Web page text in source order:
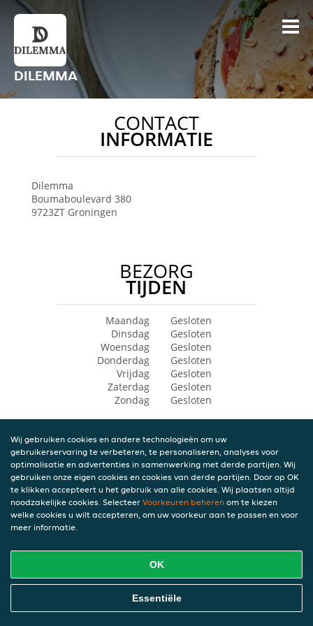
DILEMMA
CONTACT
INFORMATIE
Dilemma
Boumaboulevard 380
9723ZT Groningen
BEZORG
TIJDEN
Maandag
Gesloten
Dinsdag
Gesloten
Woensdag
Gesloten
Donderdag
Gesloten
Vrijdag
Gesloten
Zaterdag
Gesloten
Zondag
Gesloten
Wij gebruiken cookies en andere technologieën om uw
gebruikerservaring te verbeteren, te personaliseren, analyses voor
optimalisatie en advertenties in samenwerking met derde partijen. Wij
gebruiken onze eigen cookies en cookies van derde partijen. Door op OK
te klikken accepteert u het gebruik van alle cookies. Wij plaatsen altijd
noodzakelijke cookies. Selecteer Voorkeuren beheren om te kiezen
welke cookies u wilt accepteren, om uw voorkeur aan te passen en voor
meer informatie.
OK
Essentiële